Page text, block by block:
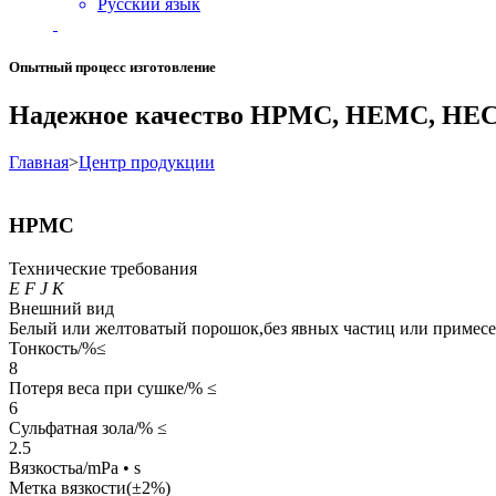
Русский язык
Опытный процесс изготовление
Надежное качество HPMC, HEMC,
Главная>Центр продукции
HPMC
Технические требования
E F J K
Внешний вид
Белый или желтоватый порошок,без явных частиц или
Тонкость/%≤
8
Потеря веса при сушке/% ≤
6
Сульфатная зола/% ≤
2.5
Вязкостьa/mPa • s
Метка вязкости(±2%)